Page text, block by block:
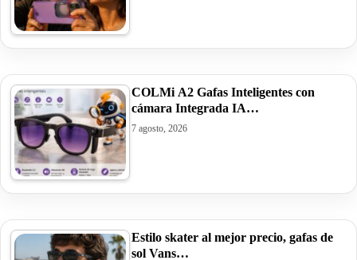
COLMi A2 Gafas Inteligentes con
cámara Integrada IA…
7 agosto, 2026
Estilo skater al mejor precio, gafas de
sol Vans…